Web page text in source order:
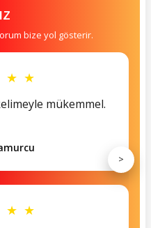
bize yol gösterir.
★ ★
mükemmel.
★ ★
>